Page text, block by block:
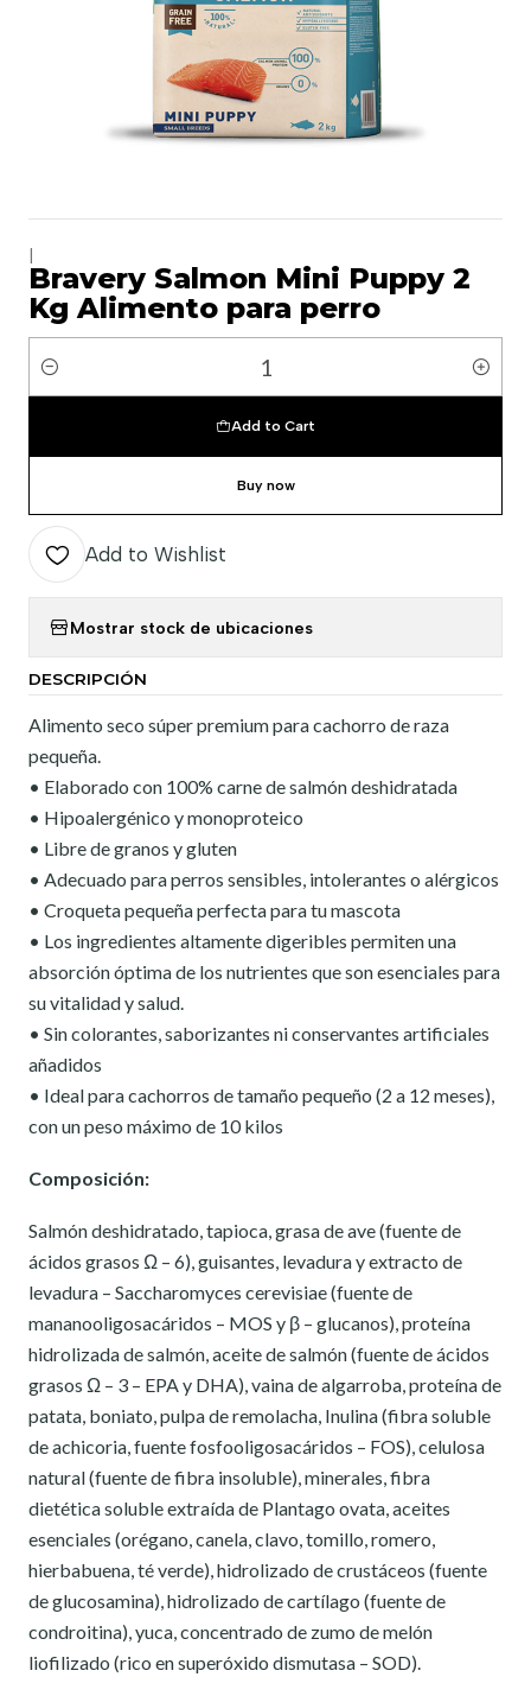
Bravery Salmon Mini Puppy 2
Kg Alimento para perro
Quantity
Add to Cart
Buy now
Add to Wishlist
Mostrar stock de ubicaciones
DESCRIPCIÓN
Alimento seco súper premium para cachorro de raza
pequeña.
• Elaborado con 100% carne de salmón deshidratada
• Hipoalergénico y monoproteico
• Libre de granos y gluten
• Adecuado para perros sensibles, intolerantes o alérgicos
• Croqueta pequeña perfecta para tu mascota
• Los ingredientes altamente digeribles permiten una
absorción óptima de los nutrientes que son esenciales para
su vitalidad y salud.
• Sin colorantes, saborizantes ni conservantes artificiales
añadidos
• Ideal para cachorros de tamaño pequeño (2 a 12 meses),
con un peso máximo de 10 kilos
Composición:
Salmón deshidratado, tapioca, grasa de ave (fuente de
ácidos grasos Ω – 6), guisantes, levadura y extracto de
levadura – Saccharomyces cerevisiae (fuente de
mananooligosacáridos – MOS y β – glucanos), proteína
hidrolizada de salmón, aceite de salmón (fuente de ácidos
grasos Ω – 3 – EPA y DHA), vaina de algarroba, proteína de
patata, boniato, pulpa de remolacha, Inulina (fibra soluble
de achicoria, fuente fosfooligosacáridos – FOS), celulosa
natural (fuente de fibra insoluble), minerales, fibra
dietética soluble extraída de Plantago ovata, aceites
esenciales (orégano, canela, clavo, tomillo, romero,
hierbabuena, té verde), hidrolizado de crustáceos (fuente
de glucosamina), hidrolizado de cartílago (fuente de
condroitina), yuca, concentrado de zumo de melón
liofilizado (rico en superóxido dismutasa – SOD).